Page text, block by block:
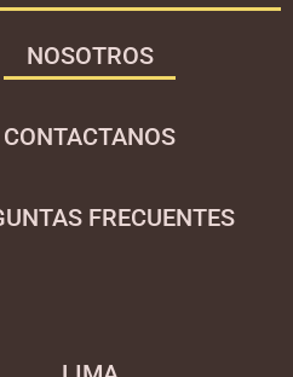
NOSOTROS
CONTACTANOS
FRECUENTES